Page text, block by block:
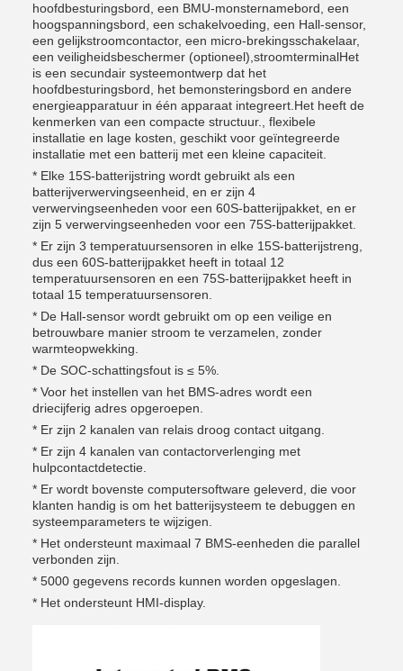
hoofdbesturingsbord, een BMU-monsternamebord, een
hoogspanningsbord, een schakelvoeding, een Hall-sensor,
een gelijkstroomcontactor, een micro-brekingsschakelaar,
een veiligheidsbeschermer (optioneel),stroomterminalHet
is een secundair systeemontwerp dat het
hoofdbesturingsbord, het bemonsteringsbord en andere
energieapparatuur in één apparaat integreert.Het heeft de
kenmerken van een compacte structuur., flexibele
installatie en lage kosten, geschikt voor geïntegreerde
installatie met een batterij met een kleine capaciteit.
* Elke 15S-batterijstring wordt gebruikt als een
batterijverwervingseenheid, en er zijn 4
verwervingseenheden voor een 60S-batterijpakket, en er
zijn 5 verwervingseenheden voor een 75S-batterijpakket.
* Er zijn 3 temperatuursensoren in elke 15S-batterijstreng,
dus een 60S-batterijpakket heeft in totaal 12
temperatuursensoren en een 75S-batterijpakket heeft in
totaal 15 temperatuursensoren.
* De Hall-sensor wordt gebruikt om op een veilige en
betrouwbare manier stroom te verzamelen, zonder
warmteopwekking.
* De SOC-schattingsfout is ≤ 5%.
* Voor het instellen van het BMS-adres wordt een
driecijferig adres opgeroepen.
* Er zijn 2 kanalen van relais droog contact uitgang.
* Er zijn 4 kanalen van contactorverlenging met
hulpcontactdetectie.
* Er wordt bovenste computersoftware geleverd, die voor
klanten handig is om het batterijsysteem te debuggen en
systeemparameters te wijzigen.
* Het ondersteunt maximaal 7 BMS-eenheden die parallel
verbonden zijn.
* 5000 gegevens records kunnen worden opgeslagen.
* Het ondersteunt HMI-display.